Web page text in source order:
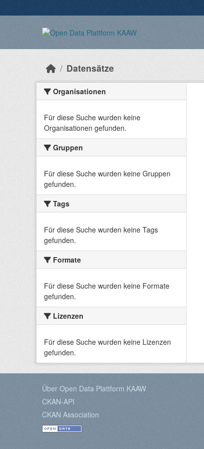
Datensätze
Organisationen
Für diese Suche wurden keine
Organisationen gefunden.
Gruppen
Für diese Suche wurden keine Gruppen
gefunden.
Tags
Für diese Suche wurden keine Tags
gefunden.
Formate
Für diese Suche wurden keine Formate
gefunden.
Lizenzen
Für diese Suche wurden keine Lizenzen
gefunden.
Über Open Data Plattform KAAW
CKAN-API
CKAN Association